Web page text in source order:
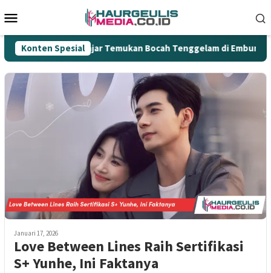
ke
Mobile
Konten Spesial
Aksi Heroik Fajar Temukan Bocah Tenggelam di Embung
Januari 17, 2026
Love Between Lines Raih Sertifikasi
S+ Yunhe, Ini Faktanya